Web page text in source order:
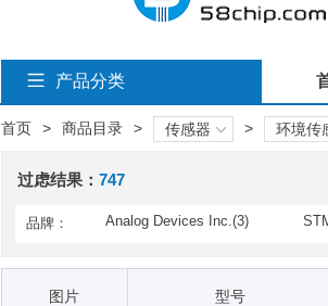
产品分类
首页 > 商品目录 > 传感器 > 环境传
过虑结果： 747
品牌： Analog Devices Inc.(3)
nol(211)
图片 型号